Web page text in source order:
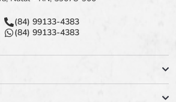
(84) 99133-4383
(84) 99133-4383